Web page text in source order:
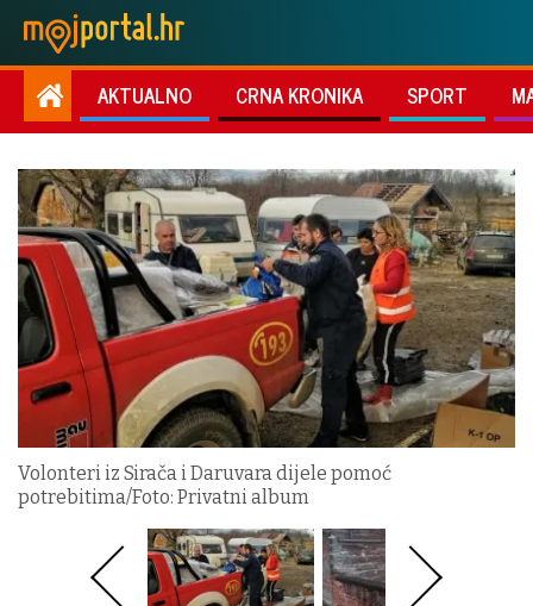
AKTUALNO CRNA KRONIKA SPORT
Volonteri iz Sirača i Daruvara dijele pomoć
potrebitima/Foto: Privatni album